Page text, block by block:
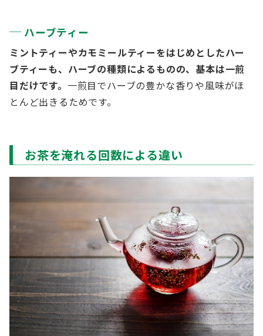
ハーブティー
ミントティーやカモミールティーをはじめとしたハー
ブティーも、ハーブの種類によるものの、基本は一煎
目だけです。 一煎目でハーブの豊かな香りや風味がほ
とんど出きるためです。
お茶を淹れる回数による違い